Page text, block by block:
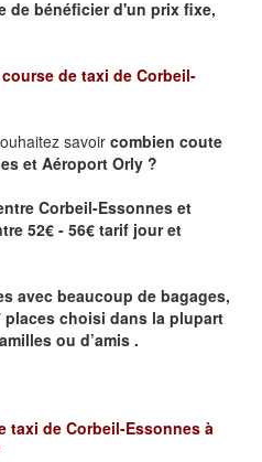
de bénéficierd'un prix fixe,
de taxi de Corbeil-
savoir combien coute
et Aéroport Orly ?
Corbeil-Essonnes et
52€ - 56€ tarif jour et
avec beaucoup de bagages,
places choisi dans la plupart
ou d’amis .
taxi de Corbeil-Essonnes à